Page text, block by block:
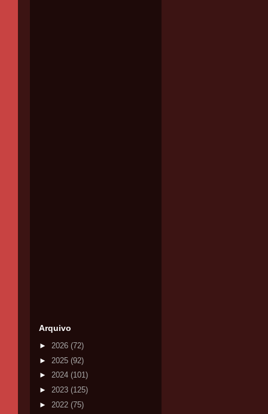
Arquivo
► 2026 (72)
► 2025 (92)
► 2024 (101)
► 2023 (125)
► 2022 (75)